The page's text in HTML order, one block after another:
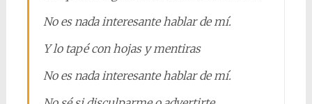
No es nada interesante hablar de mí.
Y lo tapé con hojas y mentiras
No es nada interesante hablar de mí.